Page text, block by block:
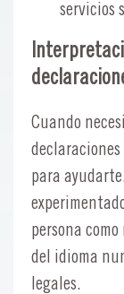
servicios
Cuando
para
persona
del idioma
legales.